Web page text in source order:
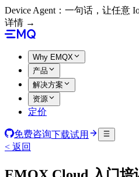
Device Agent：一句话，让任意
详情 →
Why EMQX
产品
解决方案
资源
定价
免费咨询下载试用
< 返回